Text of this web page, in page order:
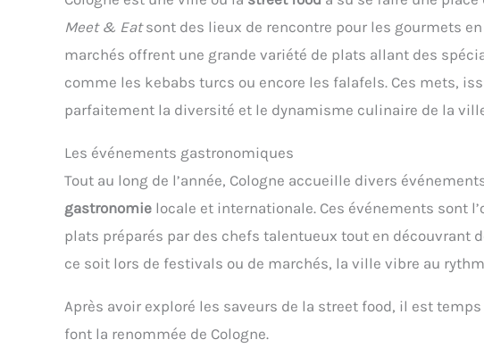
Meet & Eatsont des lieux de rencontre pour les gourmets
marchés offrent une grande variété de plats allant des
comme les kebabs turcs ou encore les falafels. Ces mets,
parfaitement la diversité et le dynamisme culinaire de la
Les événements gastronomiques
Tout au long de l’année, Cologne accueille divers
gastronomie locale et internationale. Ces événements sont
plats préparés par des chefs talentueux tout en découvrant
ce soit lors de festivals ou de marchés, la ville vibre au
Après avoir exploré les saveurs de la street food, il est
font la renommée de Cologne.